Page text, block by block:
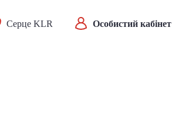
Серце KLR Особистий кабінет